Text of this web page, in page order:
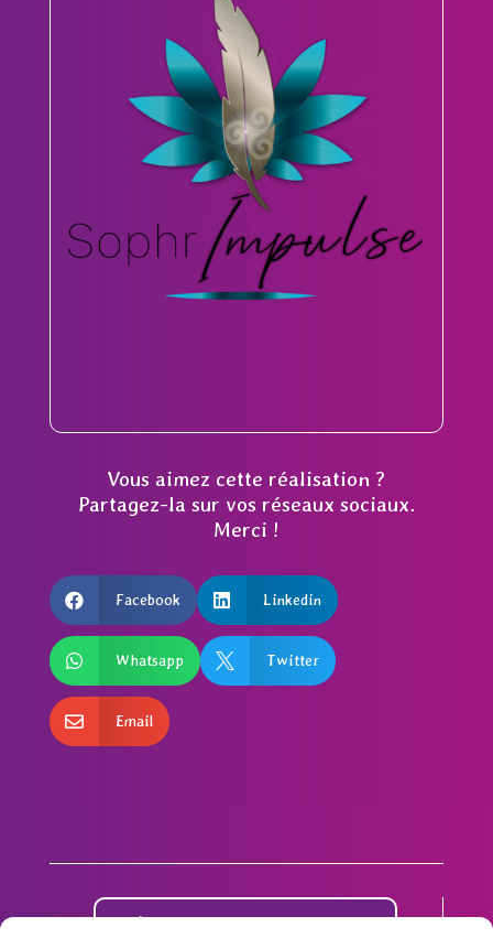
Vous aimez cette réalisation ?
Partagez-la sur vos réseaux sociaux.
Merci !
 Facebook  Linkedin
 Whatsapp  Twitter
 Email
Démarrons votre projet